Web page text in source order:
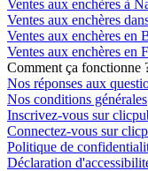
Ventes aux enchères à
Ventes aux enchères
Ventes aux enchères
Ventes aux enchères en
Comment ça fonctionne
Nos réponses aux
Nos conditions générales
Inscrivez-vous sur
Connectez-vous sur
Politique de
Déclaration